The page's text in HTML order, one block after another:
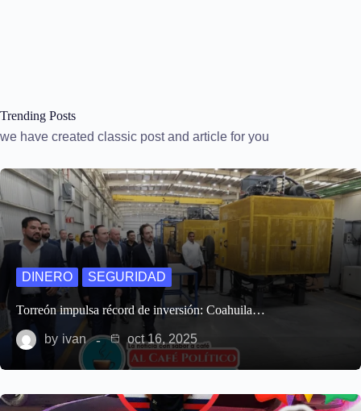
Trending Posts
we have created classic post and article for you
DINERO SEGURIDAD
Torreón impulsa récord de inversión: Coahuila…
by ivan oct 16, 2025